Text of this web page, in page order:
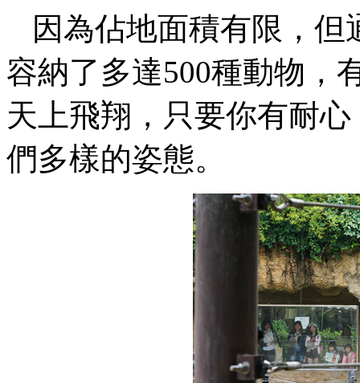
因為佔地面積有限，
容納了多達500種動物，
天上飛翔，只要你有耐
們多樣的姿態。